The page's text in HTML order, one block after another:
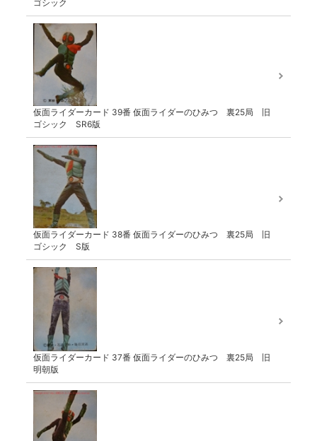
ゴシック
仮面ライダーカード 39番 仮面ライダーのひみつ 裏25局 旧
ゴシック SR6版
仮面ライダーカード 38番 仮面ライダーのひみつ 裏25局 旧
ゴシック S版
仮面ライダーカード 37番 仮面ライダーのひみつ 裏25局 旧
明朝版